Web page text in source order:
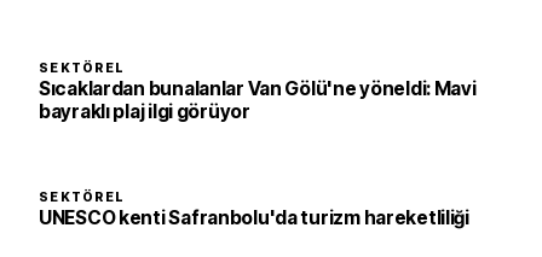
SEKTÖREL
Sıcaklardan bunalanlar Van Gölü'ne yöneldi: Mavi
bayraklı plaj ilgi görüyor
SEKTÖREL
UNESCO kenti Safranbolu'da turizm hareketliliği